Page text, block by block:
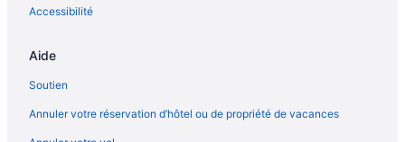
Accessibilité
Aide
Soutien
Annuler votre réservation d’hôtel ou de propriété de vacances